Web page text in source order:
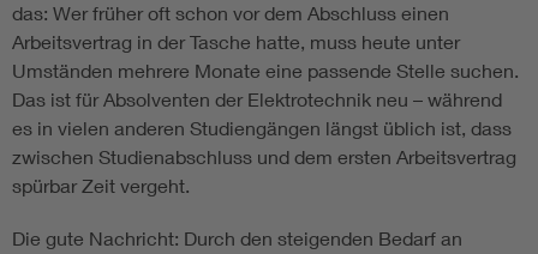
das: Wer früher oft schon vor dem Abschluss einen
Arbeitsvertrag in der Tasche hatte, muss heute unter
Umständen mehrere Monate eine passende Stelle suchen.
Das ist für Absolventen der Elektrotechnik neu – während
es in vielen anderen Studiengängen längst üblich ist, dass
zwischen Studienabschluss und dem ersten Arbeitsvertrag
spürbar Zeit vergeht.
Die gute Nachricht: Durch den steigenden Bedarf an